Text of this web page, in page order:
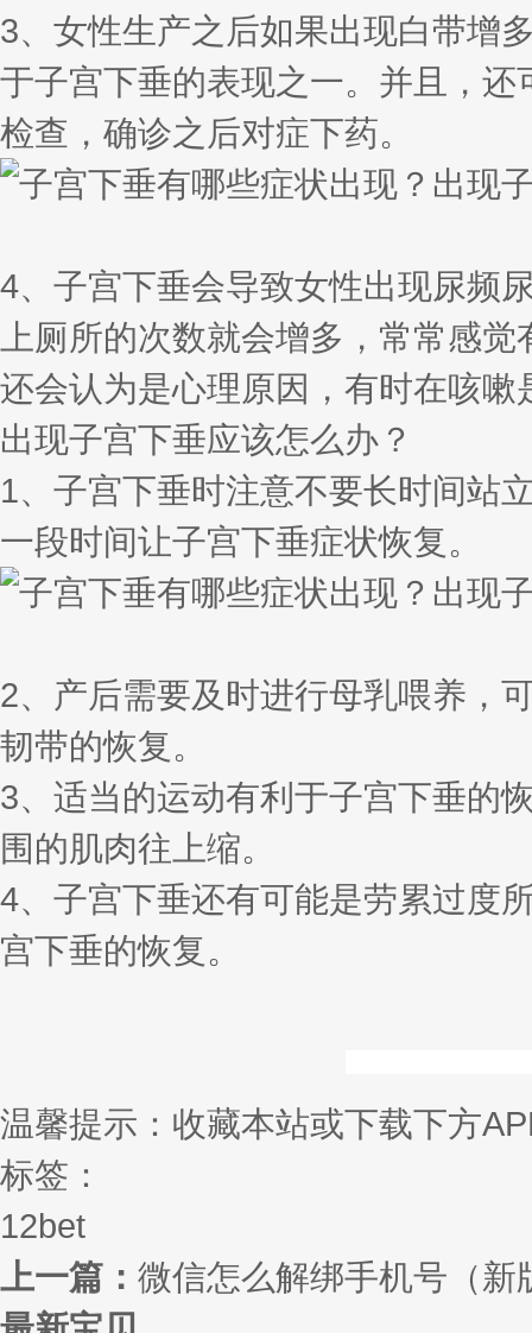
3、女性生产之后如果出现白带增
于子宫下垂的表现之一。并且，
检查，确诊之后对症下药。
4、子宫下垂会导致女性出现尿频
上厕所的次数就会增多，常常感
还会认为是心理原因，有时在咳
出现子宫下垂应该怎么办？
1、子宫下垂时注意不要长时间站
一段时间让子宫下垂症状恢复。
2、产后需要及时进行母乳喂养，
韧带的恢复。
3、适当的运动有利于子宫下垂的
围的肌肉往上缩。
4、子宫下垂还有可能是劳累过度
宫下垂的恢复。
温馨提示：收藏本站或下载下方
标签：
12bet
上一篇： 微信怎么解绑手机号（